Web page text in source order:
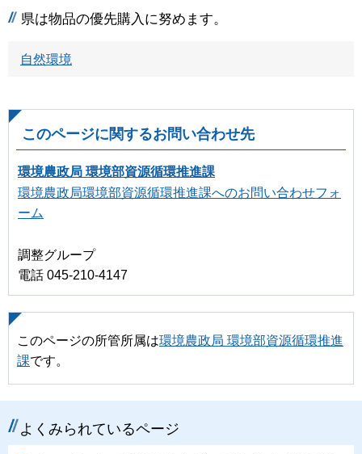
県は物品の優先購入に努めます。
自然環境
このページに関するお問い合わせ先
環境農政局 環境部資源循環推進課
環境農政局環境部資源循環推進課へのお問い合わせフォ
ーム
調整グループ
電話 045-210-4147
このページの所管所属は環境農政局 環境部資源循環推進
課です。
よくみられているページ